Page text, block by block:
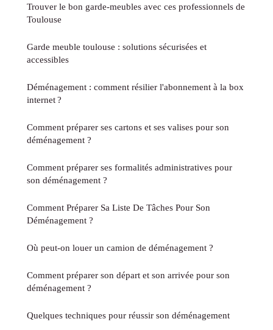
Trouver le bon garde-meubles avec ces professionnels de
Toulouse
Garde meuble toulouse : solutions sécurisées et
accessibles
Déménagement : comment résilier l'abonnement à la box
internet ?
Comment préparer ses cartons et ses valises pour son
déménagement ?
Comment préparer ses formalités administratives pour
son déménagement ?
Comment Préparer Sa Liste De Tâches Pour Son
Déménagement ?
Où peut-on louer un camion de déménagement ?
Comment préparer son départ et son arrivée pour son
déménagement ?
Quelques techniques pour réussir son déménagement